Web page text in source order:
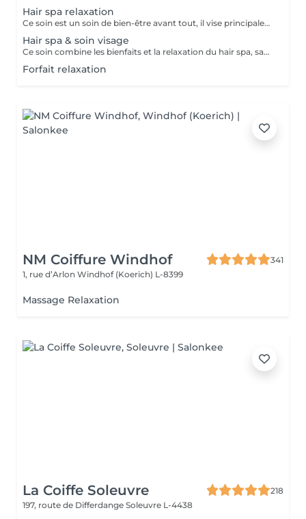
Hair spa relaxation
Ce soin est un soin de bien-être avant tout, il vise principalement à rééquilibrer l'harmonie du corps par des techniques et des pressions de massage au niveau du cuir chevelu, de la nuque et des épaules . Les huiles utilisées sont essentiellement là pour traiter les différentes caractéristiques de votre cuir chevelu et vos cheveux, merci de nous informer en cas d'allergie. Ce soin inclut des huiles essentielles, il est important de nous prévenir en cas de grossesse ou d'allergie. Déroulement du soin ; pose d'une huile spécifique gommage du cuir chevelu bain de vapeur et massage crânien masque des cheveux séchage Ce soin ne comprend pas de coiffure, ni de brushing à la fin du soin, uniquement un séchage.
Hair spa & soin visage
Ce soin combine les bienfaits et la relaxation du hair spa, savourez un soin du cuir chevelu associé à un massage de la nuque, des épaules et de la tête en traitant vous peau en même temps. Ce soin ne comprend pas de coiffure à la fin, ni de brushing, uniquement un séchage.
Forfait relaxation
NM Coiffure Windhof
341
1, rue d’Arlon Windhof (Koerich) L-8399
Massage Relaxation
La Coiffe Soleuvre
218
197, route de Differdange Soleuvre L-4438